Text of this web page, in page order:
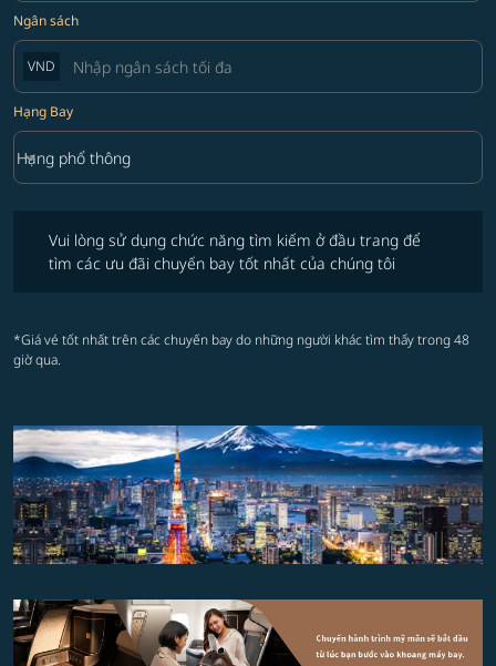
Ngân sách
VND
Hạng Bay
Hạng Bay option Hạng phổ thông Selected
Hạng phổ thông
keyboard_arrow_down
Vui lòng sử dụng chức năng tìm kiếm ở đầu trang để
tìm các ưu đãi chuyến bay tốt nhất của chúng tôi
*Giá vé tốt nhất trên các chuyến bay do những người khác tìm thấy trong 48
giờ qua.